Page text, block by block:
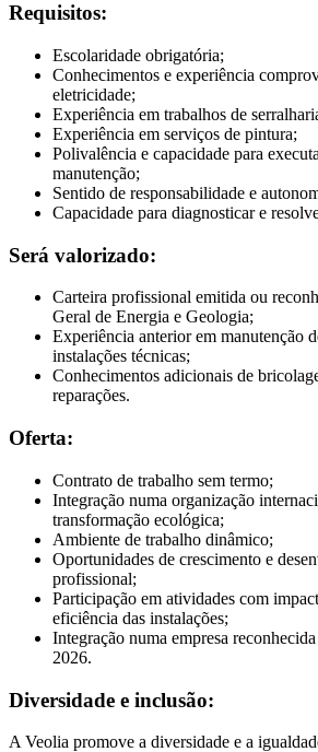
Requisitos:
Escolaridade obrigatória;
Conhecimentos e experiência
eletricidade;
Experiência em trabalhos de
Experiência em serviços de pintura;
Polivalência e capacidade para
manutenção;
Sentido de responsabilidade e
Capacidade para diagnosticar e
Será valorizado:
Carteira profissional emitida ou
Geral de Energia e Geologia;
Experiência anterior em manutenção
instalações técnicas;
Conhecimentos adicionais de
reparações.
Oferta:
Contrato de trabalho sem termo;
Integração numa organização
transformação ecológica;
Ambiente de trabalho dinâmico;
Oportunidades de crescimento e
profissional;
Participação em atividades com
eficiência das instalações;
Integração numa empresa
2026.
Diversidade e inclusão:
A Veolia promove a diversidade e a